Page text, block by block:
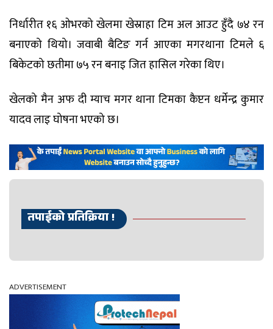
निर्धारीत १६ ओभरको खेलमा खेस्राहा टिम अल आउट हुँदै ७४ रन
बनाएको थियो। जवाबी बैटिङ गर्न आएका मगरथाना टिमले ६
बिकेटको छतीमा ७५ रन बनाइ जित हासिल गरेका थिए।
खेलको मैन अफ दी म्याच मगर थाना टिमका कैप्टन धर्मेन्द्र कुमार
यादव लाइ घोषना भएको छ।
तपाईको प्रतिक्रिया !
ADVERTISEMENT